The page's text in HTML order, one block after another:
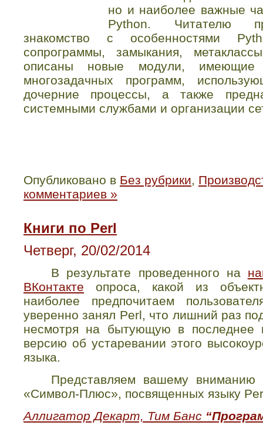
но и наиболее важные
Python. Читателю
знакомство с особенностями
сопрограммы, замыкания,
описаны новые модули, имеющие
многозадачных программ,
дочерние процессы, а также
системными службами и организации
Опубликовано в Без рубрики,
комментариев »
Книги по Perl
Четверг, 20/02/2014
В результате проведенного на
ВКонтакте опроса, какой из
наиболее предпочитаем
уверенно занял Perl, что лишний раз
несмотря на бытующую в последнее
версию об устаревании этого
языка.
Представляем вашему вниманию
«Символ-Плюс», посвященных языку
Аллигатор Декарт, Тим Банс